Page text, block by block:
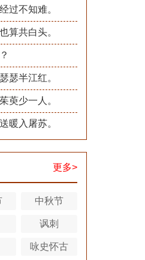
过不知难。
算共白头。
瑟半江红。
萸少一人。
暖入屠苏。
更多>
中秋节
讽刺
咏史怀古